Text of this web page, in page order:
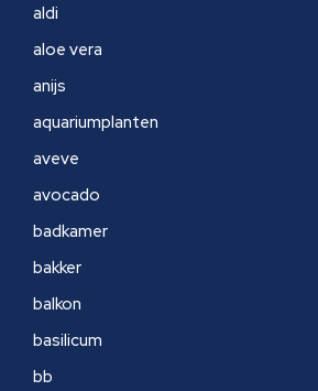
aldi
aloe vera
anijs
aquariumplanten
aveve
avocado
badkamer
bakker
balkon
basilicum
bb